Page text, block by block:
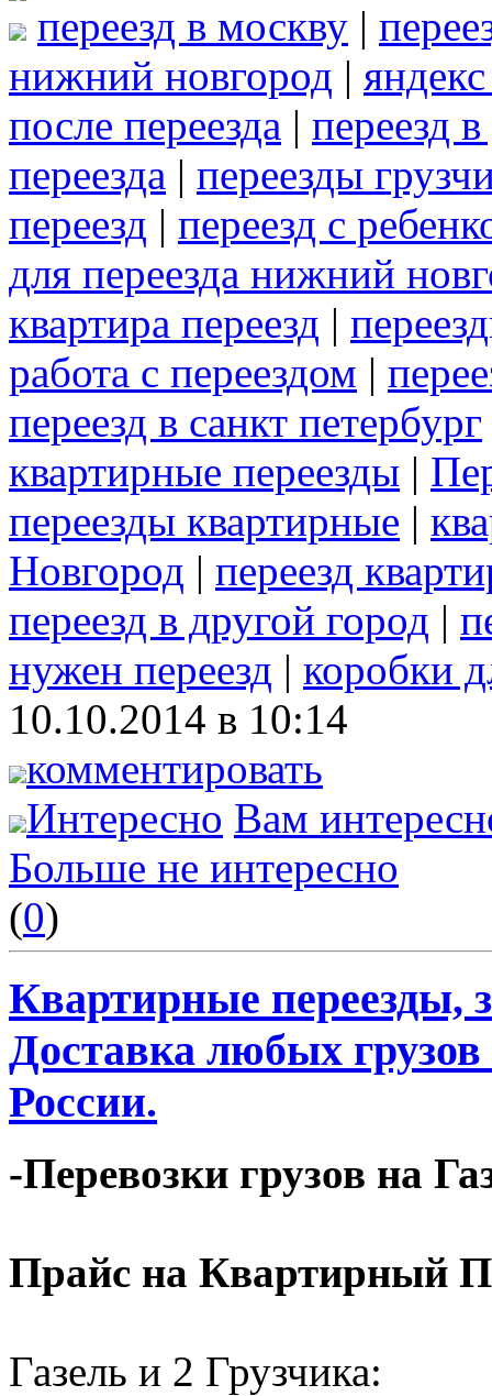
переезд в москву |
нижний новгород |
после переезда | переезд
переезда | переезды
переезд | переезд с
для переезда нижний
квартира переезд |
работа с переездом |
переезд в санкт петербург
квартирные переезды |
переезды квартирные |
Новгород | переезд
переезд в другой город |
нужен переезд | коробки
10.10.2014 в 10:14
комментировать
Интересно Вам
Больше не интересно
(0)
Квартирные переезды,
Доставка любых
России.
-Перевозки грузов на
Прайс на Квартирный
Газель и 2 Грузчика: